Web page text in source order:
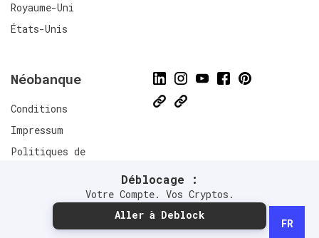
Déblocage :
Votre Compte. Vos Cryptos.
Aller à Deblock
Royaume-Uni
États-Unis
Néobanque
Conditions
Impressum
Politiques de
FR